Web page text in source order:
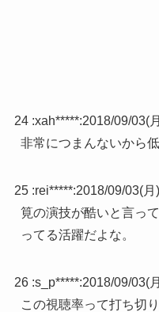
24 :xah*****:2018/09/03(
非常につまんないから
25 :rei*****:2018/09/03(月
筧の演技が酷いと言っ
ってる活躍だよな。
26 :s_p*****:2018/09/03(
この視聴率って打ち切